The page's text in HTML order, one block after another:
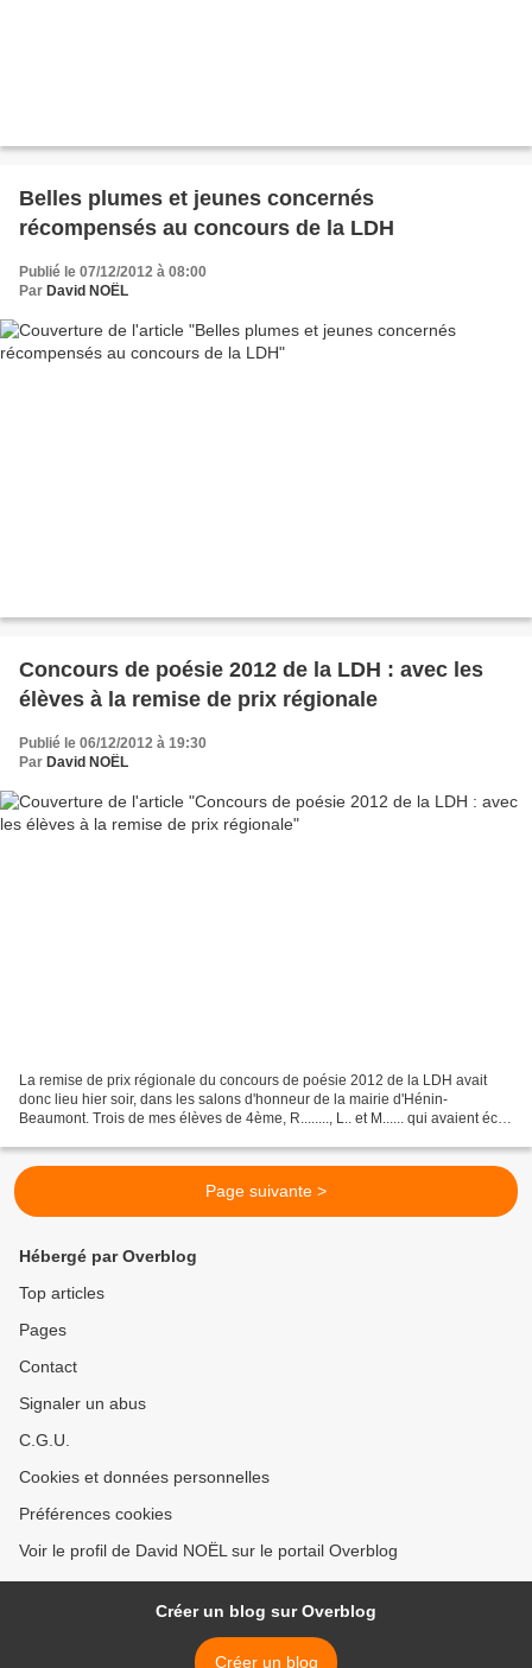
Belles plumes et jeunes concernés
récompensés au concours de la LDH
Publié le 07/12/2012 à 08:00
Par David NOËL
Concours de poésie 2012 de la LDH : avec les
élèves à la remise de prix régionale
Publié le 06/12/2012 à 19:30
Par David NOËL
La remise de prix régionale du concours de poésie 2012 de la LDH avait
donc lieu hier soir, dans les salons d'honneur de la mairie d'Hénin-
Beaumont. Trois de mes élèves de 4ème, R........, L.. et M...... qui avaient écrit
Page suivante >
Hébergé par Overblog
Top articles
Pages
Contact
Signaler un abus
C.G.U.
Cookies et données personnelles
Préférences cookies
Voir le profil de David NOËL sur le portail Overblog
Créer un blog sur Overblog
Créer un blog